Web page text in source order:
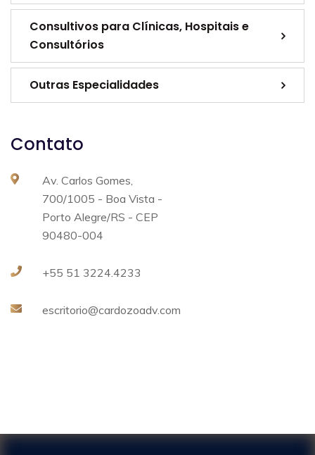
Consultivos para Clínicas, Hospitais e
Consultórios
Outras Especialidades
Contato
Av. Carlos Gomes,
700/1005 - Boa Vista -
Porto Alegre/RS - CEP
90480-004
+55 51 3224.4233
escritorio@cardozoadv.com